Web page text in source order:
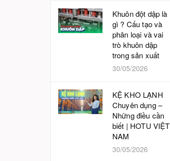
Khuôn đột dập là
gì ? Cấu tạo và
phân loại và vai
trò khuôn dập
trong sản xuất
30/05/2026
KỆ KHO LẠNH
Chuyên dụng –
Những điều cần
biết | HOTU VIỆT
NAM
30/05/2026